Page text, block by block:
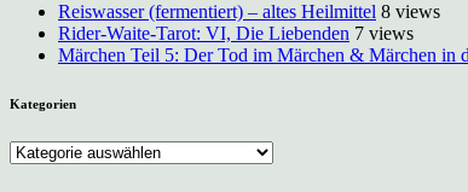
Reiswasser (fermentiert) – altes Heilmittel 8 views
Rider-Waite-Tarot: VI, Die Liebenden 7 views
Märchen Teil 5: Der Tod im Märchen & Märchen in
Kategorien
Kategorien